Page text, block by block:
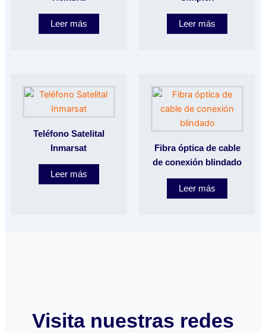
Leer más Leer más
Teléfono Satelital
Inmarsat
Leer más
Fibra óptica de cable
de conexión blindado
Leer más
Visita nuestras redes